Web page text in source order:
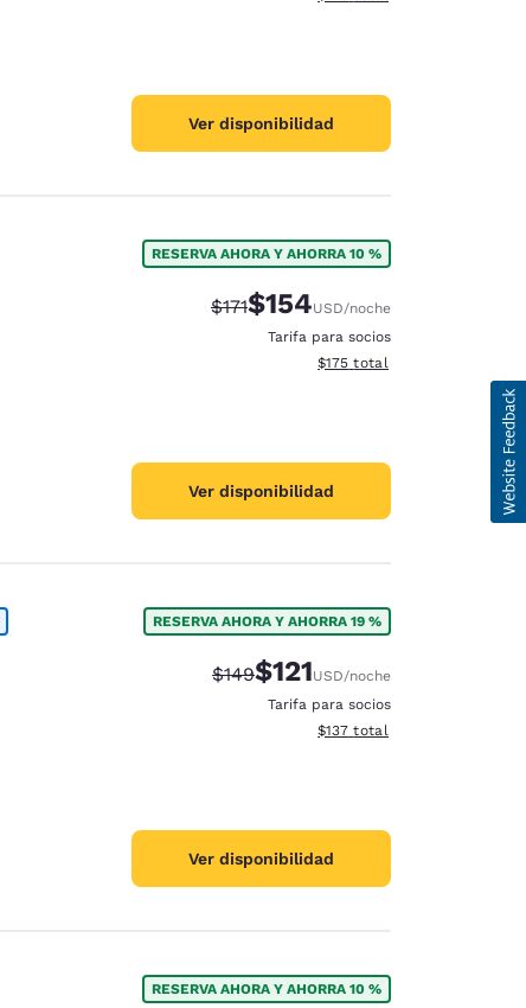
Ver disponibilidad
RESERVA AHORA Y AHORRA 10 %
Precio tachado:
$171Precio con descuento:
$154USD/noche
Tarifa para socios
Ver detalles del total
$175 total
Ver disponibilidad
RESERVA AHORA Y AHORRA 19 %
Precio tachado:
$149Precio con descuento:
$121USD/noche
Tarifa para socios
Ver detalles del total
$137 total
Ver disponibilidad
RESERVA AHORA Y AHORRA 10 %